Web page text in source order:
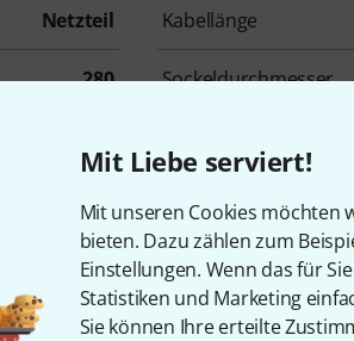
Mit Liebe serviert!
Mit unseren Cookies möchten
bieten. Dazu zählen zum
Einstellungen. Wenn das für
Statistiken und Marketing
Sie können Ihre erteilte
Netzteil Kabellänge
280 Sockeldurchmesser